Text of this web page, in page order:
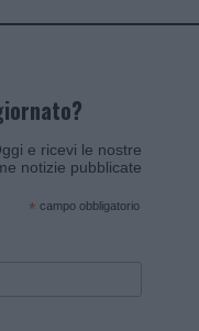
e ricevi le nostre
notizie pubblicate
* campo obbligatorio